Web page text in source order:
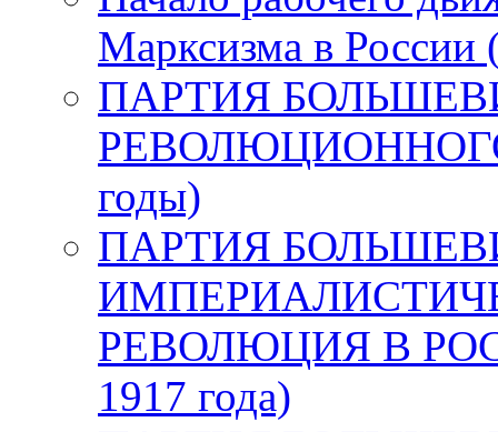
Марксизма в России
ПАРТИЯ
годы)
ПАРТИЯ
РЕВОЛЮЦИЯ В
1917 года)